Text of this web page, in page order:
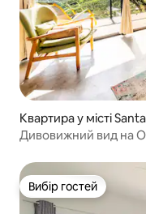
Квартира у місті
Дивовижний вид на
Вибір гостей
Вибір гостей